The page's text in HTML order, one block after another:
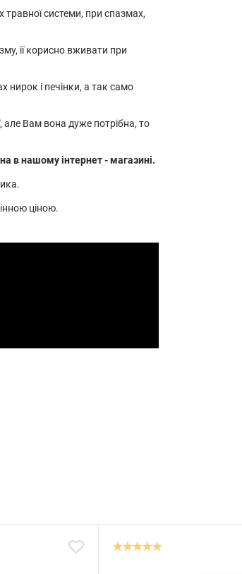
системи, при спазмах,
її корисно вживати при
і печінки, а так само
але Вам вона дуже потрібна, то
в нашому інтернет - магазині.
ціною.